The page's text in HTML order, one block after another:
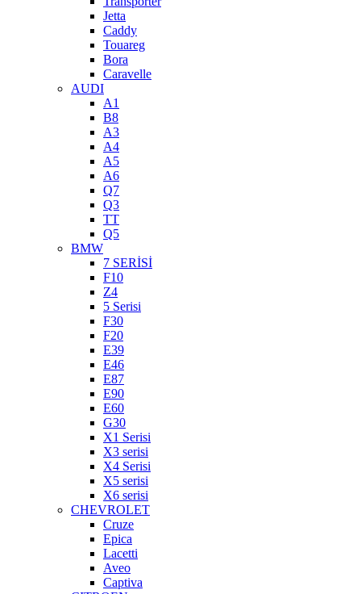
Jetta
Caddy
Touareg
Bora
Caravelle
AUDI
A1
B8
A3
A4
A5
A6
Q7
Q3
TT
Q5
BMW
7 SERİSİ
F10
Z4
5 Serisi
F30
F20
E39
E46
E87
E90
E60
G30
X1 Serisi
X3 serisi
X4 Serisi
X5 serisi
X6 serisi
CHEVROLET
Cruze
Epica
Lacetti
Aveo
Captiva